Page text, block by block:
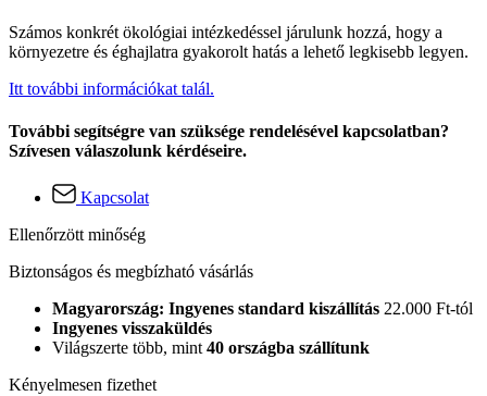
Számos konkrét ökológiai intézkedéssel járulunk hozzá, hogy a
környezetre és éghajlatra gyakorolt hatás a lehető legkisebb legyen.
Itt további információkat talál.
További segítségre van szüksége rendelésével kapcsolatban?
Szívesen válaszolunk kérdéseire.
Kapcsolat
Ellenőrzött minőség
Biztonságos és megbízható vásárlás
Magyarország: Ingyenes standard kiszállítás 22.000 Ft-tól
Ingyenes visszaküldés
Világszerte több, mint 40 országba szállítunk
Kényelmesen fizethet